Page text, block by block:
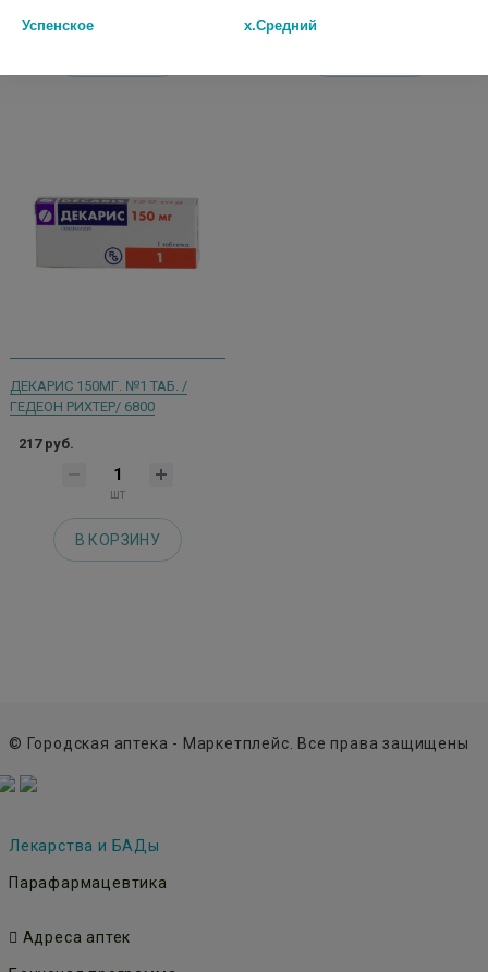
ДЕКАРИС 150МГ. №1 ТАБ. /
ГЕДЕОН РИХТЕР/ 6800
217 руб.
шт
В КОРЗИНУ
© Городская аптека - Маркетплейс. Все права защищены
Лекарства и БАДы
Парафармацевтика
Адреса аптек
Успенское х.Средний